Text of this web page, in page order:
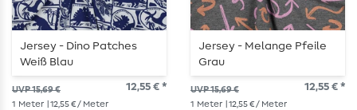
Jersey - Dino Patches
Weiß Blau
UVP 15,69 € 12,55 € *
1 Meter | 12,55 € / Meter
Jersey - Melange Pfeile
Grau
UVP 15,69 € 12,55 € *
1 Meter | 12,55 € / Meter